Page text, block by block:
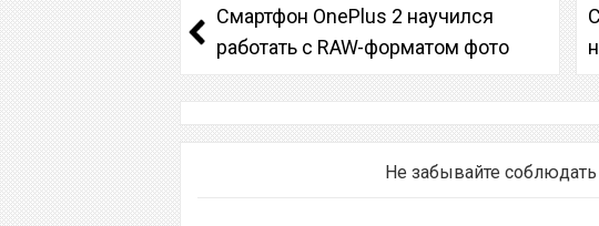
Смартфон OnePlus 2 научился
работать с RAW-форматом фото
Не забывайте соблюдать